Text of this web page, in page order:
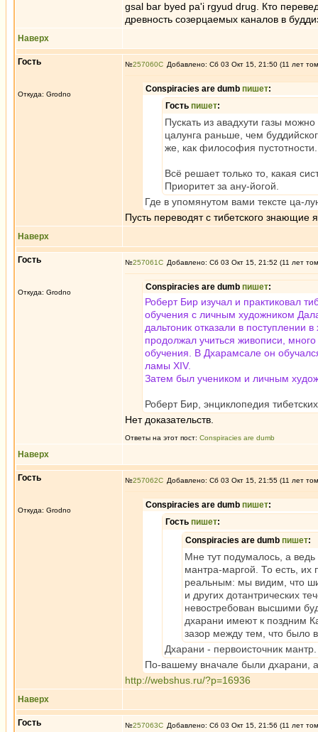
gsal bar byed pa'i rgyud drug. Кто
древность созерцаемых каналов в
Наверх
Гость
Откуда: Grodno
№257060 Добавлено: Сб 03 Окт 15, 21:50 (11 лет
Conspiracies are dumb пишет:
Гость пишет:
Пускать из авадхути газы
цалунга раньше, чем
же, как философия пустотности.
Всё решает только то, какая
Приоритет за ану-йогой.
Где в упомянутом вами тексте ца-
Пусть переводят с тибетского знающие
Наверх
Гость
Откуда: Grodno
№257061 Добавлено: Сб 03 Окт 15, 21:52 (11 лет
Conspiracies are dumb пишет:
Роберт Бир изучал и практиковал
обучения с личным художником
дальтоник отказали в поступлении
продолжал учиться живописи,
обучения. В Дхарамсале он
ламы XIV.
Затем был учеником и личным
Роберт Бир, энциклопедия
Нет доказательств.
Ответы на этот пост: Conspiracies are dumb
Наверх
Гость
Откуда: Grodno
№257062 Добавлено: Сб 03 Окт 15, 21:55 (11 лет
Conspiracies are dumb пишет:
Гость пишет:
Conspiracies are dumb пишет:
Мне тут подумалось, а
мантра-маргой. То есть, их
реальным: мы видим, что
и других дотантрических
невостребован высшими
дхарани имеют к поздним
зазор между тем, что было
Дхарани - первоисточник
По-вашему вначале были дхарани,
http://webshus.ru/?p=16936
Наверх
Гость №257063 Добавлено: Сб 03 Окт 15, 21:56 (11 лет